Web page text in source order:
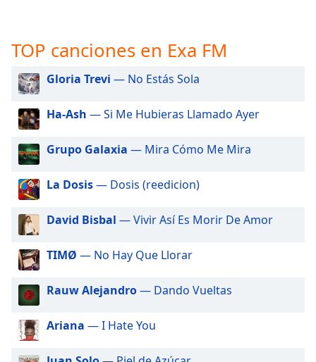
subtitles
dialog
subtitles
off
selected
Audio
Track
Picture-
in-
Picture
Fullscreen
modal
window.
Beginning
TOP canciones en Exa FM
Gloria Trevi — No Estás Sola
Ha-Ash — Si Me Hubieras Llamado Ayer
Grupo Galaxia — Mira Cómo Me Mira
La Dosis— Dosis (reedicion)
David Bisbal — Vivir Así Es Morir De Amor
TIMØ — No Hay Que Llorar
Rauw Alejandro— Dando Vueltas
Ariana — I Hate You